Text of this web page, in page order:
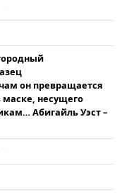
он превращается
маске, несущего
Абигайль Уэст –